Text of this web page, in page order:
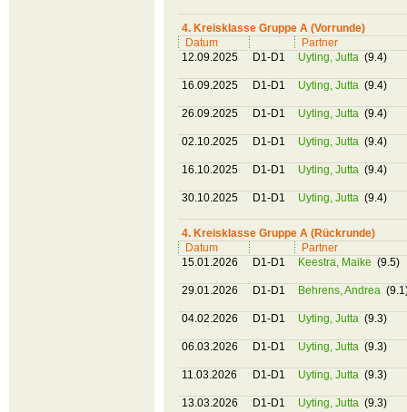
4. Kreisklasse Gruppe A (Vorrunde)
Datum
Partner
12.09.2025
D1-D1 Uyting, Jutta (9.4)
16.09.2025 D1-D1 Uyting, Jutta (9.4)
26.09.2025 D1-D1 Uyting, Jutta (9.4)
02.10.2025 D1-D1 Uyting, Jutta (9.4)
16.10.2025 D1-D1 Uyting, Jutta (9.4)
30.10.2025 D1-D1 Uyting, Jutta (9.4)
4. Kreisklasse Gruppe A (Rückrunde)
Datum
Partner
15.01.2026
D1-D1 Keestra, Maike (9.5)
29.01.2026 D1-D1 Behrens, Andrea
04.02.2026 D1-D1 Uyting, Jutta (9.3)
06.03.2026 D1-D1 Uyting, Jutta (9.3)
11.03.2026 D1-D1 Uyting, Jutta (9.3)
13.03.2026 D1-D1 Uyting, Jutta (9.3)